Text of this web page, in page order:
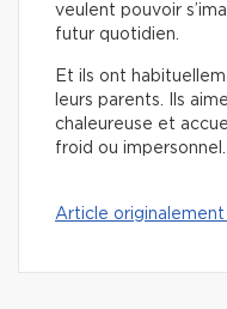
veulent pouvoir
futur quotidien.
Et ils ont
leurs parents. Ils
chaleureuse et
froid ou impersonnel.
Article originalement